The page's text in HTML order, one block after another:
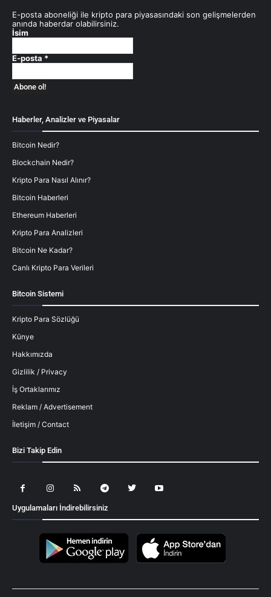
E-posta aboneliği ile kripto para piyasasındaki son gelişmelerden
anında haberdar olabilirsiniz.
İsim
E-posta *
Haberler, Analizler ve Piyasalar
Bitcoin Nedir?
Blockchain Nedir?
Kripto Para Nasıl Alınır?
Bitcoin Haberleri
Ethereum Haberleri
Kripto Para Analizleri
Bitcoin Ne Kadar?
Canlı Kripto Para Verileri
Bitcoin Sistemi
Kripto Para Sözlüğü
Künye
Hakkımızda
Gizlilik / Privacy
İş Ortaklarımız
Reklam / Advertisement
İletişim / Contact
Bizi Takip Edin
Uygulamaları İndirebilirsiniz